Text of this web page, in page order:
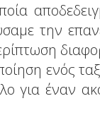
την
ενός
για έναν